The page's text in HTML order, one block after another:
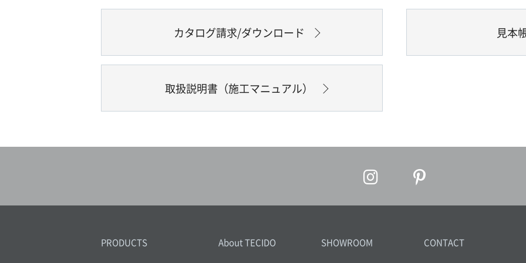
カタログ請求/ダウンロード 見本
取扱説明書（施工マニュアル）
PRODUCTS About TECIDO SHOWROOM CONTACT